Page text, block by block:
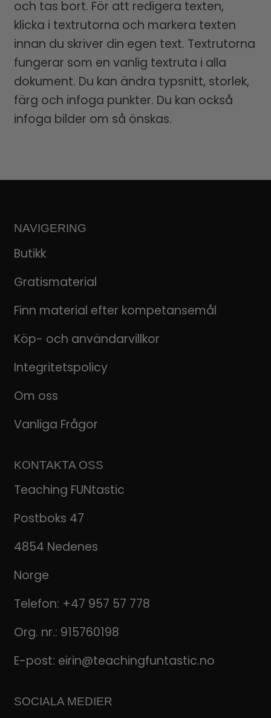
och tas bort. För att redigera texten,
klicka i textrutorna och markera texten
innan du skriver din egen text. Textrutorna
fungerar som en vanlig textruta i alla
dokument. Du kan ändra typsnitt, storlek,
färg och infoga punkter. Du kan också
infoga bilder om så önskas.
NAVIGERING
Butikk
Gratismaterial
Finn material efter kompetansemål
Köp- och användarvillkor
Integritetspolicy
Om oss
Vanliga Frågor
KONTAKTA OSS
Teaching FUNtastic
Postboks 47
4854 Nedenes
Norge
Telefon: +47 957 57 778
Org. nr.: 915760198
E-post: eirin@teachingfuntastic.no
SOCIALA MEDIER